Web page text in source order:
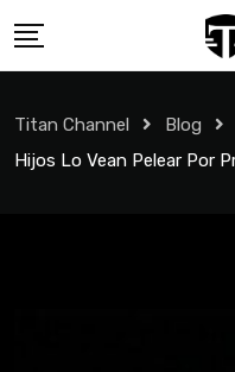
Titan Channel Blog
Hijos Lo Vean Pelear Por